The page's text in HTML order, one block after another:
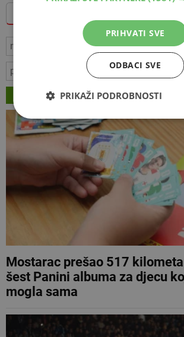
nogomet Engleska liga Chelsea
premier liga bodovi rezultat
VEZANI ČLANCI
Mostarac prešao 517
šest Panini albuma za djecu
mogla sama
PRIHVATI SVE
ODBACI SVE
PRIKAŽI PODROBNOSTI